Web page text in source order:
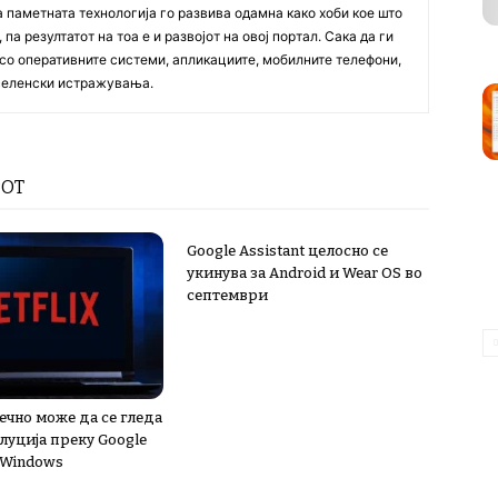
паметната технологија го развива одамна како хоби кое што
резултатот на тоа е и развојот на овој портал. Сака да ги
оперативните системи, апликациите, мобилните телефони,
истражувања.
може да се гледа
преку Google
Google Assistant целосно се
укинува за Android и Wear OS во
септември